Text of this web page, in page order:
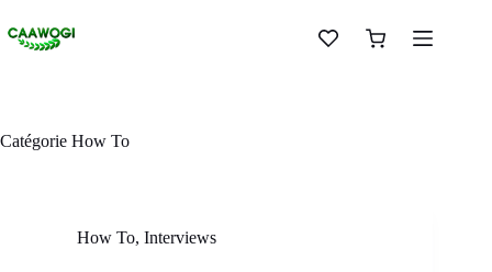
Catégorie How To
How To, Interviews